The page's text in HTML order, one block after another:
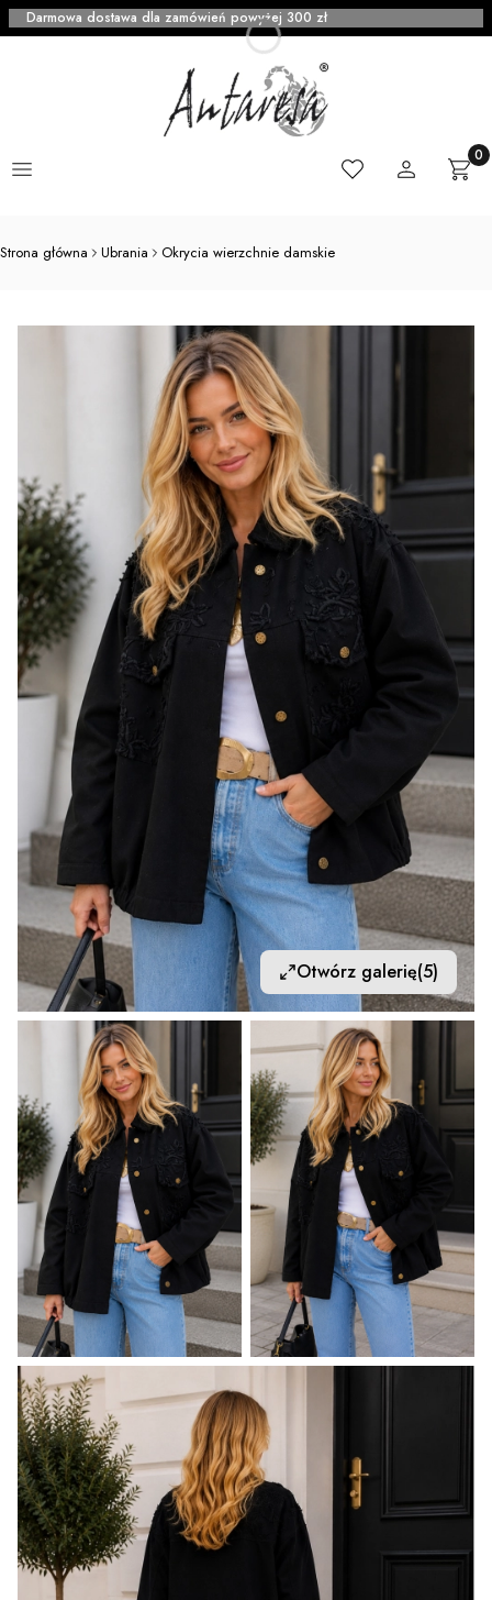
Darmowa dostawa dla zamówień powyżej 300 zł
Menu UlubioneZaloguj się
Strona główna Ubrania Okrycia wierzchnie damskie
Otwórz galerię(5)